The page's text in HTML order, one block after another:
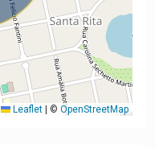
Leaflet | © OpenStreetMap